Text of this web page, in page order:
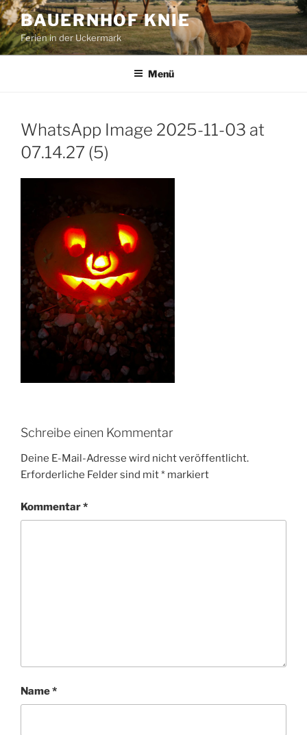
Zum
Inhalt
springen
BAUERNHOF KNIE
Ferien in der Uckermark
Menü
WhatsApp Image 2025-11-03 at
07.14.27 (5)
Schreibe einen Kommentar
Deine E-Mail-Adresse wird nicht veröffentlicht.
Erforderliche Felder sind mit* markiert
Kommentar*
Name*